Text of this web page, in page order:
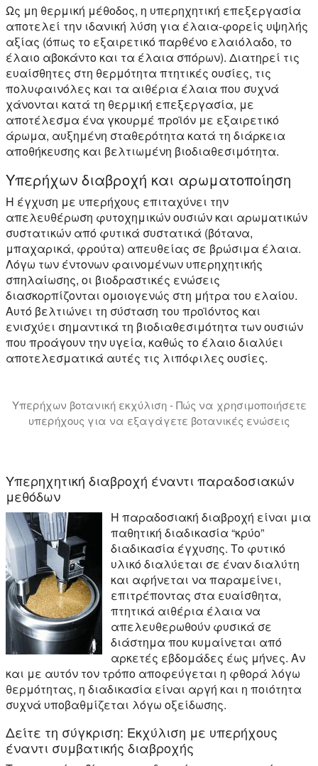
Ως μη θερμική μέθοδος, η υπερηχητική επεξεργασία
αποτελεί την ιδανική λύση για έλαια-φορείς υψηλής
αξίας (όπως το εξαιρετικό παρθένο ελαιόλαδο, το
έλαιο αβοκάντο και τα έλαια σπόρων). Διατηρεί τις
ευαίσθητες στη θερμότητα πτητικές ουσίες, τις
πολυφαινόλες και τα αιθέρια έλαια που συχνά
χάνονται κατά τη θερμική επεξεργασία, με
αποτέλεσμα ένα γκουρμέ προϊόν με εξαιρετικό
άρωμα, αυξημένη σταθερότητα κατά τη διάρκεια
αποθήκευσης και βελτιωμένη βιοδιαθεσιμότητα.
Υπερήχων διαβροχή και αρωματοποίηση
Η έγχυση με υπερήχους επιταχύνει την
απελευθέρωση φυτοχημικών ουσιών και αρωματικών
συστατικών από φυτικά συστατικά (βότανα,
μπαχαρικά, φρούτα) απευθείας σε βρώσιμα έλαια.
Λόγω των έντονων φαινομένων υπερηχητικής
σπηλαίωσης, οι βιοδραστικές ενώσεις
διασκορπίζονται ομοιογενώς στη μήτρα του ελαίου.
Αυτό βελτιώνει τη σύσταση του προϊόντος και
ενισχύει σημαντικά τη βιοδιαθεσιμότητα των ουσιών
που προάγουν την υγεία, καθώς το έλαιο διαλύει
αποτελεσματικά αυτές τις λιπόφιλες ουσίες.
Υπερήχων βοτανική εκχύλιση - Πώς να χρησιμοποιήσετε
υπερήχους για να εξαγάγετε βοτανικές ενώσεις
Υπερηχητική διαβροχή έναντι παραδοσιακών
μεθόδων
Η παραδοσιακή διαβροχή είναι μια
παθητική διαδικασία “κρύο”
διαδικασία έγχυσης. Το φυτικό
υλικό διαλύεται σε έναν διαλύτη
και αφήνεται να παραμείνει,
επιτρέποντας στα ευαίσθητα,
πτητικά αιθέρια έλαια να
απελευθερωθούν φυσικά σε
διάστημα που κυμαίνεται από
αρκετές εβδομάδες έως μήνες. Αν
και με αυτόν τον τρόπο αποφεύγεται η φθορά λόγω
θερμότητας, η διαδικασία είναι αργή και η ποιότητα
συχνά υποβαθμίζεται λόγω οξείδωσης.
Δείτε τη σύγκριση: Εκχύλιση με υπερήχους
έναντι συμβατικής διαβροχής